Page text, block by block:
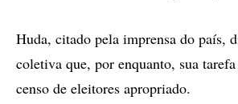
Huda, citado pela imprensa do país,
coletiva que, por enquanto, sua
censo de eleitores apropriado.